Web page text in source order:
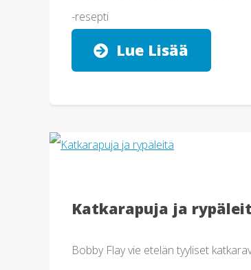
-resepti
Lue Lisää
Katkarapuja ja
Bobby Flay vie etelän tyyliset